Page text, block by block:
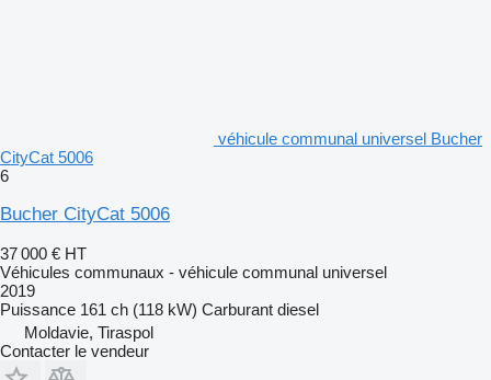
véhicule communal universel Bucher
CityCat 5006
6
Bucher CityCat 5006
37 000 € HT
Véhicules communaux - véhicule communal universel
2019
Puissance 161 ch (118 kW) Carburant diesel
Moldavie, Tiraspol
Contacter le vendeur